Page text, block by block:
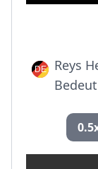
Reys